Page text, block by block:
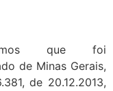
que foi
de Minas Gerais,
de 20.12.2013,